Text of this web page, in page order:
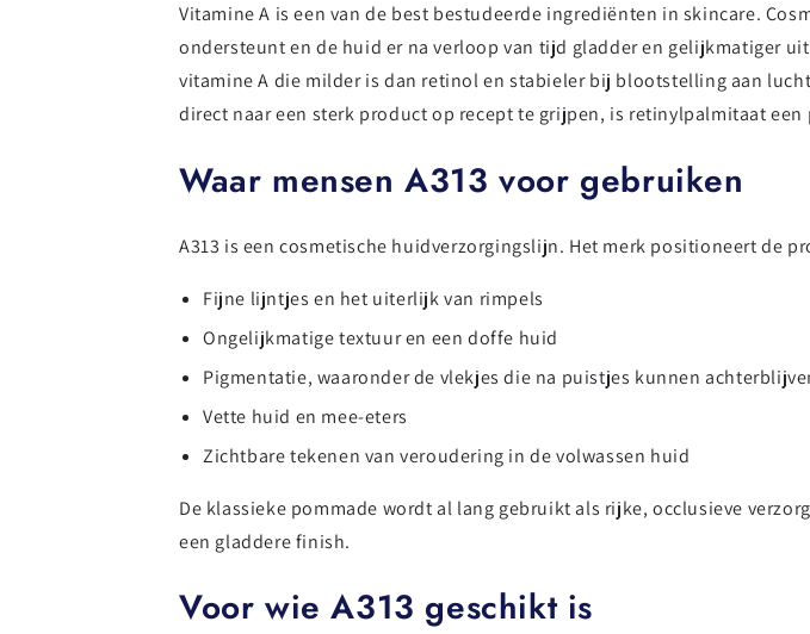
Vitamine A is een van de best bestudeerde ingrediënten in skincare.
ondersteunt en de huid er na verloop van tijd gladder en gelijkmatiger
vitamine A die milder is dan retinol en stabieler bij blootstelling aan
direct naar een sterk product op recept te grijpen, is retinylpalmitaat
Waar mensen A313 voor gebruiken
A313 is een cosmetische huidverzorgingslijn. Het merk positioneert de
Fijne lijntjes en het uiterlijk van rimpels
Ongelijkmatige textuur en een doffe huid
Pigmentatie, waaronder de vlekjes die na puistjes kunnen
Vette huid en mee-eters
Zichtbare tekenen van veroudering in de volwassen huid
De klassieke pommade wordt al lang gebruikt als rijke, occlusieve
een gladdere finish.
Voor wie A313 geschikt is